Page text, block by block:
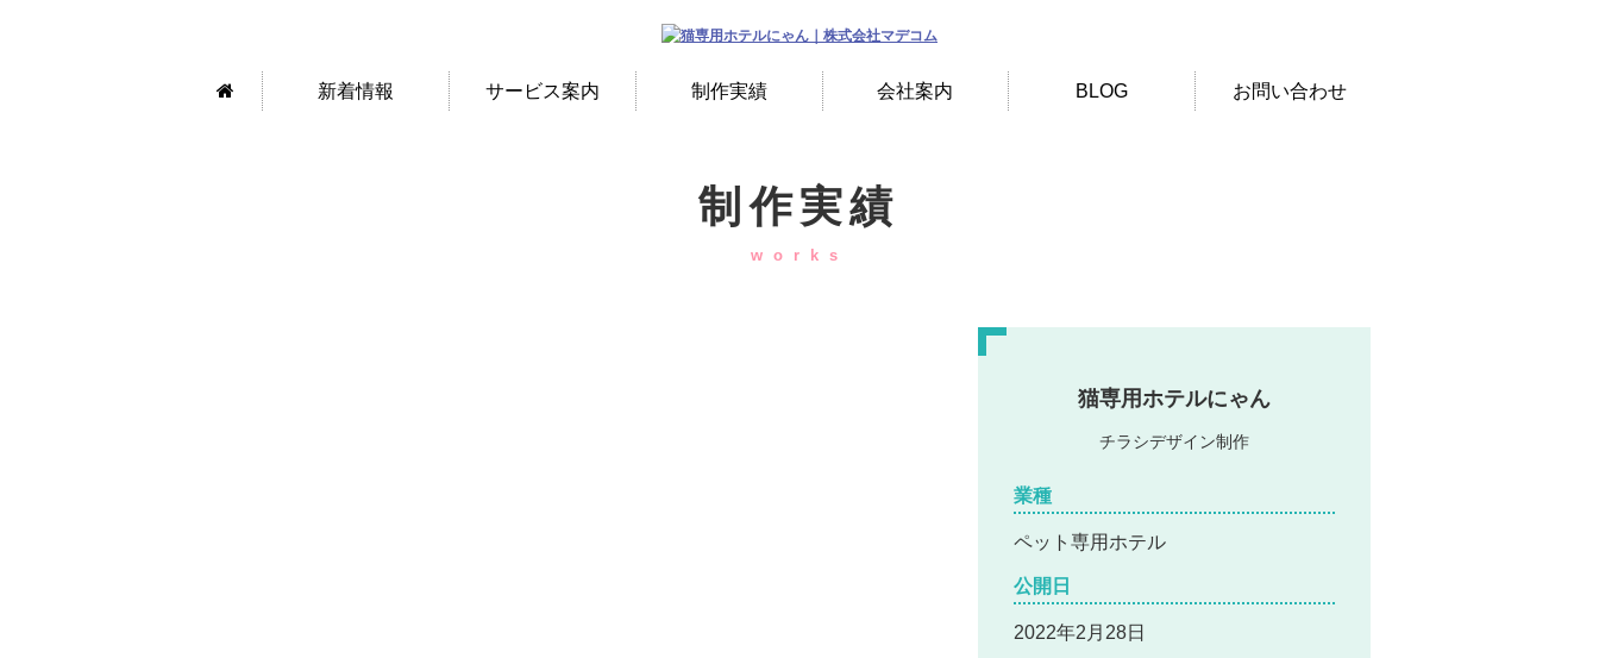
新着情報 サービス案内 制作実績 会社案内 BLOG お問い合わせ
制作実績
works
猫専用ホテルにゃん
チラシデザイン制作
業種
ペット専用ホテル
公開日
2022年2月28日